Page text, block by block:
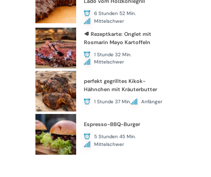
6 Stunden 52 Min.
Mittelschwer
🥩 Rezeptkarte: Onglet mit
Rosmarin Mayo Kartoffeln
1 Stunde 32 Min.
Mittelschwer
perfekt gegrilltes Kikok-
Hähnchen mit Kräuterbutter
1 Stunde 37 Min. Anfänger
Espresso-BBQ-Burger
5 Stunden 45 Min.
Mittelschwer